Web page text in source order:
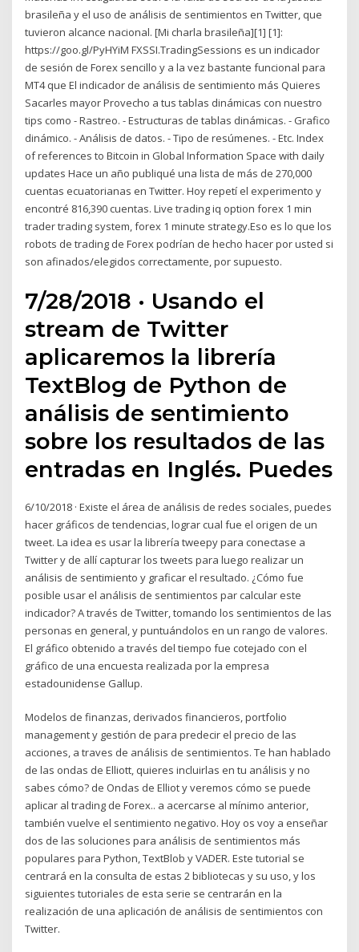
brasileña y el uso de análisis de sentimientos en Twitter, que
tuvieron alcance nacional. [Mi charla brasileña][1] [1]:
https://goo.gl/PyHYiM FXSSI.TradingSessions es un indicador
de sesión de Forex sencillo y a la vez bastante funcional para
MT4 que El indicador de análisis de sentimiento más Quieres
Sacarles mayor Provecho a tus tablas dinámicas con nuestro
tips como - Rastreo. - Estructuras de tablas dinámicas. - Grafico
dinámico. - Análisis de datos. - Tipo de resúmenes. - Etc. Index
of references to Bitcoin in Global Information Space with daily
updates Hace un año publiqué una lista de más de 270,000
cuentas ecuatorianas en Twitter. Hoy repetí el experimento y
encontré 816,390 cuentas. Live trading iq option forex 1 min
trader trading system, forex 1 minute strategy.Eso es lo que los
robots de trading de Forex podrían de hecho hacer por usted si
son afinados/elegidos correctamente, por supuesto.
7/28/2018 · Usando el
stream de Twitter
aplicaremos la librería
TextBlog de Python de
análisis de sentimiento
sobre los resultados de las
entradas en Inglés. Puedes
6/10/2018 · Existe el área de análisis de redes sociales, puedes
hacer gráficos de tendencias, lograr cual fue el origen de un
tweet. La idea es usar la librería tweepy para conectase a
Twitter y de allí capturar los tweets para luego realizar un
análisis de sentimiento y graficar el resultado. ¿Cómo fue
posible usar el análisis de sentimientos par calcular este
indicador? A través de Twitter, tomando los sentimientos de las
personas en general, y puntuándolos en un rango de valores.
El gráfico obtenido a través del tiempo fue cotejado con el
gráfico de una encuesta realizada por la empresa
estadounidense Gallup.
Modelos de finanzas, derivados financieros, portfolio
management y gestión de para predecir el precio de las
acciones, a traves de análisis de sentimientos. Te han hablado
de las ondas de Elliott, quieres incluirlas en tu análisis y no
sabes cómo? de Ondas de Elliot y veremos cómo se puede
aplicar al trading de Forex.. a acercarse al mínimo anterior,
también vuelve el sentimiento negativo. Hoy os voy a enseñar
dos de las soluciones para análisis de sentimientos más
populares para Python, TextBlob y VADER. Este tutorial se
centrará en la consulta de estas 2 bibliotecas y su uso, y los
siguientes tutoriales de esta serie se centrarán en la
realización de una aplicación de análisis de sentimientos con
Twitter.